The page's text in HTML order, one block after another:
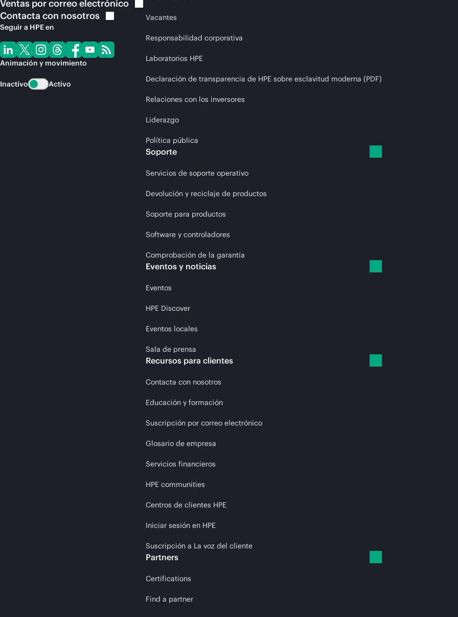
Ventas por correoelectrónico
Contacta con nosotros
Seguir a HPE en
Animación y movimiento
Inactivo Activo
Vacantes
Responsabilidad corporativa
Laboratorios HPE
Declaración de transparencia de HPE sobre esclavitud moderna (PDF)
Relaciones con los inversores
Liderazgo
Política pública
Soporte
Servicios de soporte operativo
Devolución y reciclaje de productos
Soporte para productos
Software y controladores
Comprobación de la garantía
Eventos y noticias
Eventos
HPE Discover
Eventos locales
Sala de prensa
Recursos para clientes
Contacta con nosotros
Educación y formación
Suscripción por correo electrónico
Glosario de empresa
Servicios financieros
HPE communities
Centros de clientes HPE
Iniciar sesión en HPE
Suscripción a La voz del cliente
Partners
Certifications
Find a partner